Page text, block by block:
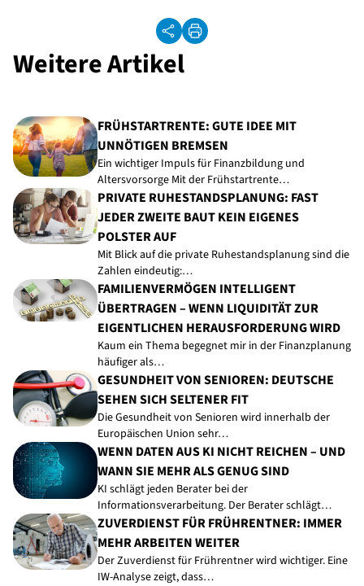
Weitere Artikel
FRÜHSTARTRENTE: GUTE IDEE MIT
UNNÖTIGEN BREMSEN
Ein wichtiger Impuls für Finanzbildung und
Altersvorsorge Mit der Frühstartrente…
PRIVATE RUHESTANDSPLANUNG: FAST
JEDER ZWEITE BAUT KEIN EIGENES
POLSTER AUF
Mit Blick auf die private Ruhestandsplanung sind die
Zahlen eindeutig:…
FAMILIENVERMÖGEN INTELLIGENT
ÜBERTRAGEN – WENN LIQUIDITÄT ZUR
EIGENTLICHEN HERAUSFORDERUNG WIRD
Kaum ein Thema begegnet mir in der Finanzplanung
häufiger als…
GESUNDHEIT VON SENIOREN: DEUTSCHE
SEHEN SICH SELTENER FIT
Die Gesundheit von Senioren wird innerhalb der
Europäischen Union sehr…
WENN DATEN AUS KI NICHT REICHEN – UND
WANN SIE MEHR ALS GENUG SIND
KI schlägt jeden Berater bei der
Informationsverarbeitung. Der Berater schlägt…
ZUVERDIENST FÜR FRÜHRENTNER: IMMER
MEHR ARBEITEN WEITER
Der Zuverdienst für Frührentner wird wichtiger. Eine
IW-Analyse zeigt, dass…